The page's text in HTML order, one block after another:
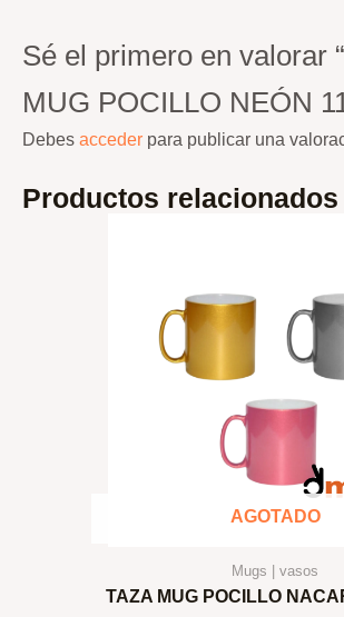
Sé el primero en valorar
MUG POCILLO NEÓN
Debes acceder para publicar una
Productos relacionados
AGOTADO
Mugs | vasos
TAZA MUG POCILLO